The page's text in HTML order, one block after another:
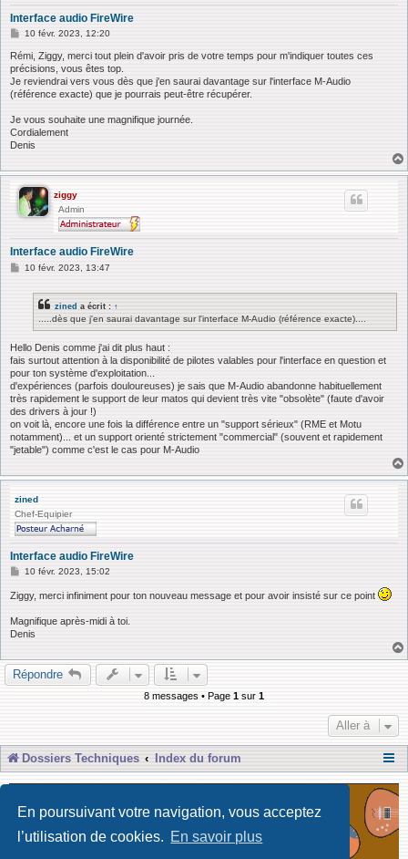
En poursuivant votre navigation, vous acceptez
l’utilisation de cookies. En savoir plus
Interface audio FireWire
M
s
s
g
e
10 févr. 2023, 12:20
Rémi, Ziggy, merci tout plein d'avoir pris de votre temps pour m'indiquer toutes ces
précisions, vous êtes top.
Je reviendrai vers vous dès que j'en saurai davantage sur l'interface M-Audio
(référence exacte) que je pourrais peut-être récupérer.
Je vous souhaite une magnifique journée.
Cordialement
Denis
ziggy
Admin
Interface audio FireWire
M10 févr. 2023, 13:47
zined a écrit : ↑
.....dès que j'en saurai davantage sur l'interface M-Audio (référence exacte)....
Hello Denis comme j'ai dit plus haut :
fais surtout attention à la disponibilité de pilotes valables pour l'interface en question et
pour ton système d'exploitation...
d'expériences (parfois douloureuses) je sais que M-Audio abandonne habituellement
très rapidement le support de leur matos qui devient très vite "obsolète" (faute d'avoir
des drivers à jour !)
on voit là, encore une fois la différence entre un "support sérieux" (RME et Motu
notamment)... et un support orienté strictement "commercial" (souvent et rapidement
"jetable") comme c'est le cas pour M-Audio
zined
Chef-Equipier
Interface audio FireWire
M
s
s
g
e
10 févr. 2023, 15:02
Ziggy, merci infiniment pour ton nouveau message et pour avoir insisté sur ce point
Magnifique après-midi à toi.
Denis
Répondre
8 messages • Page 1 sur 1
Aller à
Dossiers Techniques Index du forum